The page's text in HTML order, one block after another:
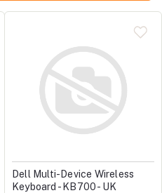
Dell Multi-Device Wireless
Keyboard - KB700 - UK